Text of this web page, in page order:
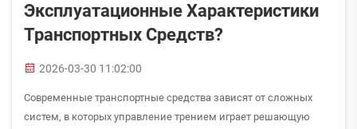
Эксплуатационные Характеристики
Транспортных Средств?
2026-03-30 11:02:00
Современные транспортные средства зависят от сложных
систем, в которых управление трением играет решающую